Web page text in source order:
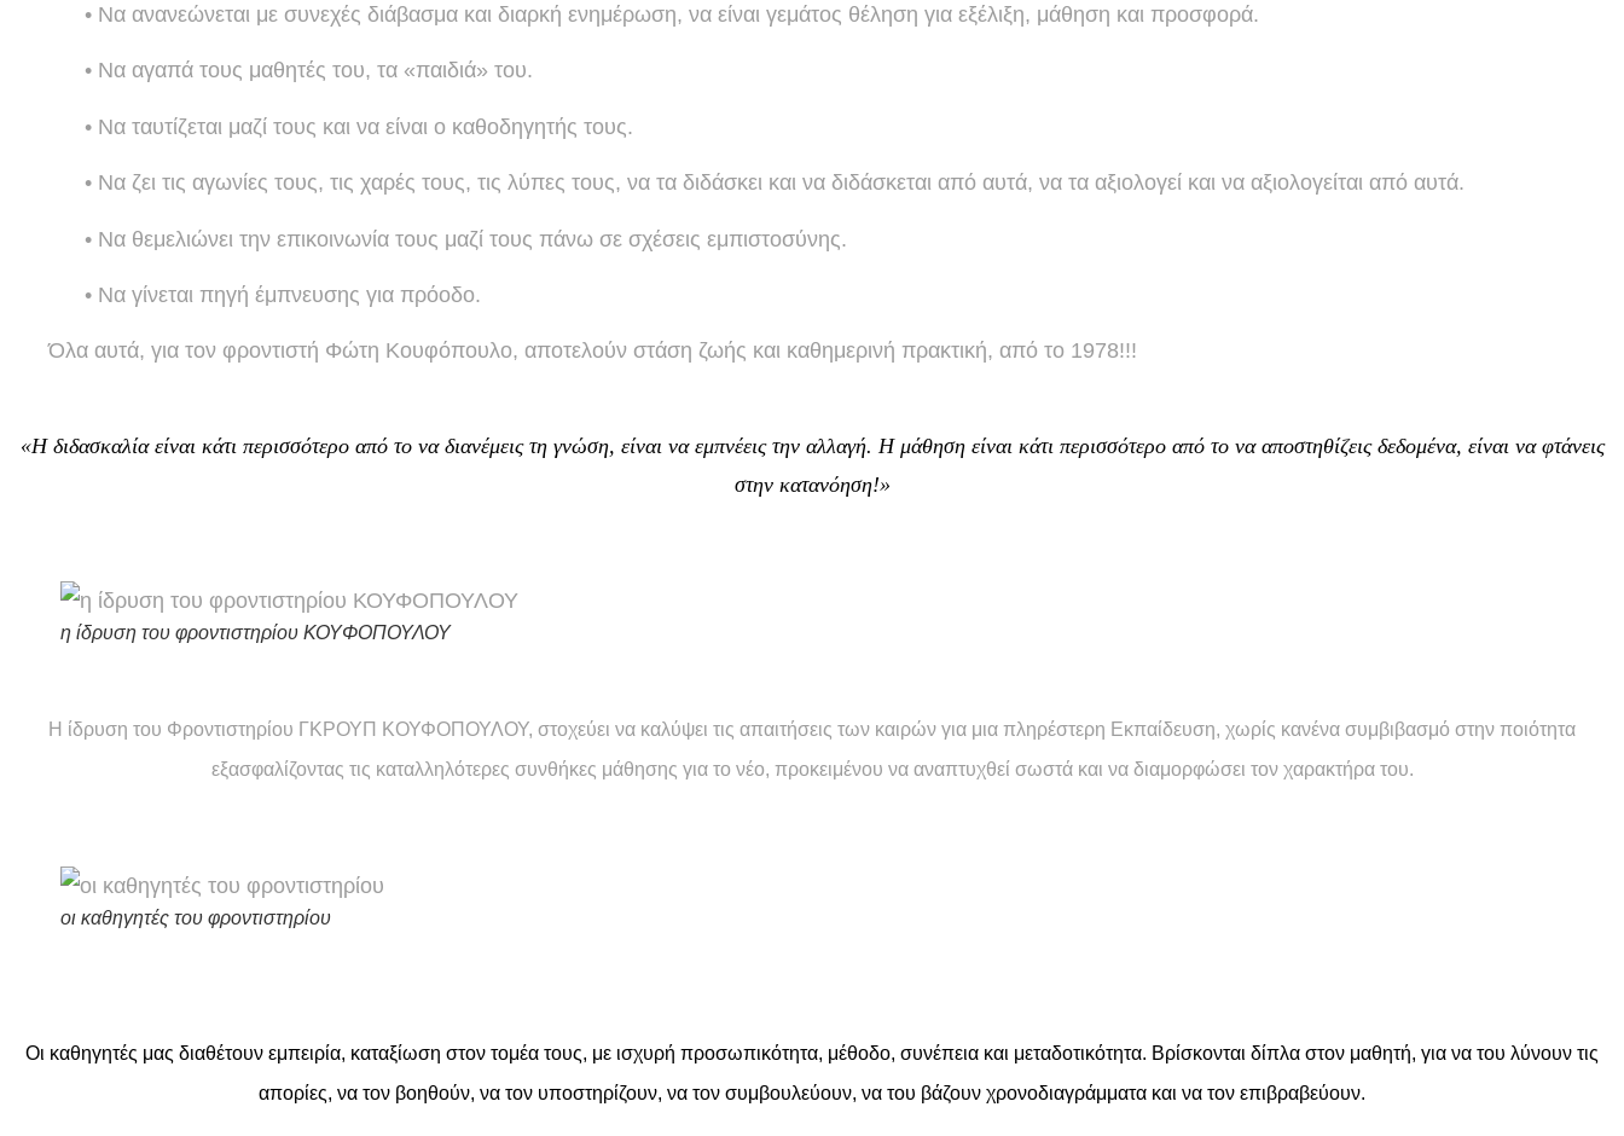
• Να ανανεώνεται με συνεχές διάβασμα και διαρκή ενημέρωση, να είναι γεμάτος θέληση για εξέλιξη, μάθηση και προσφορά.
• Να αγαπά τους μαθητές του, τα «παιδιά» του.
• Να ταυτίζεται μαζί τους και να είναι ο καθοδηγητής τους.
• Να ζει τις αγωνίες τους, τις χαρές τους, τις λύπες τους, να τα διδάσκει και να διδάσκεται από αυτά, να τα αξιολογεί και να αξιολογείται από αυτά.
• Να θεμελιώνει την επικοινωνία τους μαζί τους πάνω σε σχέσεις εμπιστοσύνης.
• Να γίνεται πηγή έμπνευσης για πρόοδο.
Όλα αυτά, για τον φροντιστή Φώτη Κουφόπουλο, αποτελούν στάση ζωής και καθημερινή πρακτική, από το 1978!!!
«Η διδασκαλία είναι κάτι περισσότερο από το να διανέμεις τη γνώση, είναι να εμπνέεις την αλλαγή. Η μάθηση είναι κάτι περισσότερο από το να αποστηθίζεις δεδομένα, είναι να φτάνεις
στην κατανόηση!»
η ίδρυση του φροντιστηρίου ΚΟΥΦΟΠΟΥΛΟΥ
Η ίδρυση του Φροντιστηρίου ΓΚΡΟΥΠ ΚΟΥΦΟΠΟΥΛΟΥ, στοχεύει να καλύψει τις απαιτήσεις των καιρών για μια πληρέστερη Εκπαίδευση, χωρίς κανένα συμβιβασμό στην ποιότητα
εξασφαλίζοντας τις καταλληλότερες συνθήκες μάθησης για το νέο, προκειμένου να αναπτυχθεί σωστά και να διαμορφώσει τον χαρακτήρα του.
οι καθηγητές του φροντιστηρίου
Οι καθηγητές μας διαθέτουν εμπειρία, καταξίωση στον τομέα τους, με ισχυρή προσωπικότητα, μέθοδο, συνέπεια και μεταδοτικότητα. Βρίσκονται δίπλα στον μαθητή, για να του λύνουν τις
απορίες, να τον βοηθούν, να τον υποστηρίζουν, να τον συμβουλεύουν, να του βάζουν χρονοδιαγράμματα και να τον επιβραβεύουν.